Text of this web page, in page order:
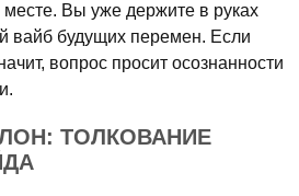
Вы уже держите в руках
вайб будущих перемен. Если
вопрос просит осознанности
ТОЛКОВАНИЕ